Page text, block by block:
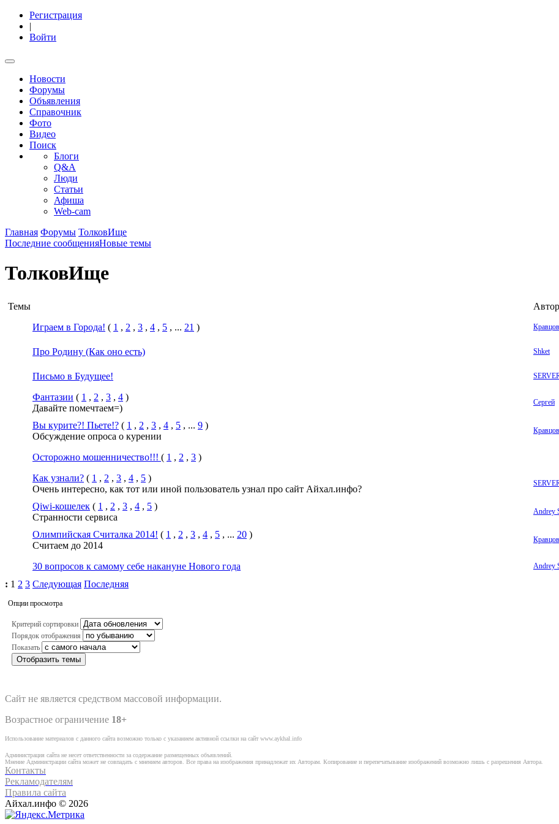
Регистрация
|
Войти
Новости
Форумы
Объявления
Справочник
Фото
Видео
Поиск
Блоги
Q&A
Люди
Статьи
Афиша
Web-cam
Главная Форумы ТолковИще
Последние сообщенияНовые темы
ТолковИще
Темы Автор
Играем в Города! ( 1 , 2 , 3 , 4 , 5 , ... 21 )
Про Родину (Как оно есть) Shket
Письмо в Будущее!
Фантазии ( 1 , 2 , 3 , 4 )
Давайте помечтаем=)
Сергей
Вы курите?! Пьете!? ( 1 , 2 , 3 , 4 , 5 , ... 9 )
Обсуждение опроса о курении
Осторожно мошенничество!!! ( 1 , 2 , 3 )
Как узнали? ( 1 , 2 , 3 , 4 , 5 )
Очень интересно, как тот или иной пользователь узнал про сайт Айхал.инфо?
Qiwi-кошелек ( 1 , 2 , 3 , 4 , 5 )
Странности сервиса
Andrey
Олимпийская Считалка 2014! ( 1 , 2 , 3 , 4 , 5 , ... 20 )
Считаем до 2014
30 вопросов к самому себе накануне Нового года Andrey
: 1 2 3 Следующая Последняя
Опции просмотра
Критерий сортировки
Порядок отображения
Показать
Отобразить темы
Сайт не является средством массовой информации.
Возрастное ограничение 18+
Использование материалов с данного сайта возможно только с указанием активной ссылки на сайт www.aykhal.info
Администрация сайта не несет ответственности за содержание размещенных объявлений.
Мнение Администрации сайта может не совпадать с мнением авторов. Все права на изображения принадлежат их Авторам. Копирование и перепечатывание изображений возможно лишь с разрешения Автора.
Контакты
Рекламодателям
Правила сайта
Айхал.инфо © 2026